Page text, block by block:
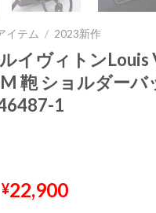
イテム / 2023新作
イヴィトン
鞄 ショルダーバ
1
元
¥22,900現